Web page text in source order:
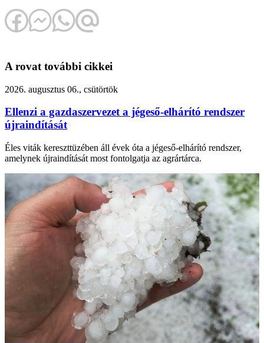
A rovat további cikkei
2026. augusztus 06., csütörtök
Ellenzi a gazdaszervezet a jégeső-elhárító rendszer
újraindítását
Éles viták kereszttüzében áll évek óta a jégeső-elhárító rendszer,
amelynek újraindítását most fontolgatja az agrártárca.